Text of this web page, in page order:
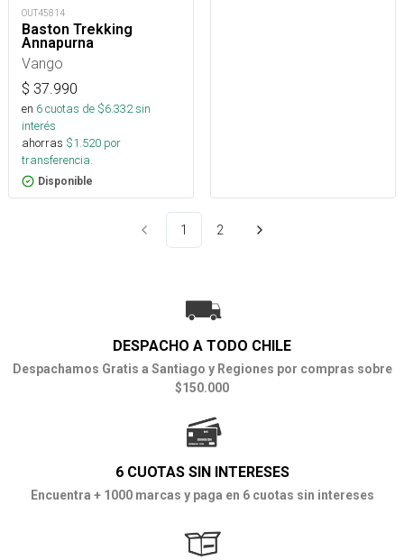
OUT45814
Baston Trekking
Annapurna
Vango
$ 37.990
en 6cuotas de $6.332sin
interés
ahorras $1.520 por
transferencia.
Disponible
1 2
DESPACHO A TODO CHILE
Despachamos Gratis a Santiago y Regiones por compras sobre
$150.000
6 CUOTAS SIN INTERESES
Encuentra + 1000 marcas y paga en 6 cuotas sin intereses